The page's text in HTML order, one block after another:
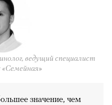
ведущий специалист
значение, чем